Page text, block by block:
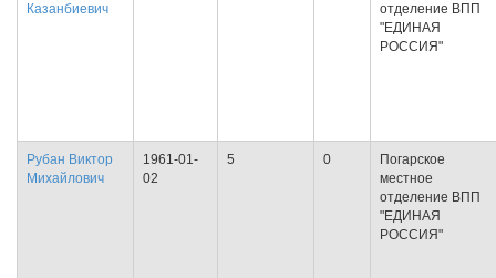
Казанбиевич
отделение ВПП
"ЕДИНАЯ
РОССИЯ"
Рубан Виктор
Михайлович
1961-01-
02
5 0
Погарское
местное
отделение ВПП
"ЕДИНАЯ
РОССИЯ"